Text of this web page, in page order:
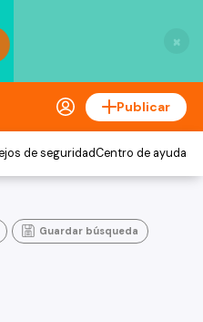
×
Publicar
de seguridadCentro de ayuda
Guardar búsqueda